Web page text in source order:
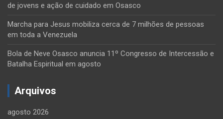
de jovens e ação de cuidado em Osasco
Marcha para Jesus mobiliza cerca de 7 milhões de pessoas
em toda a Venezuela
Bola de Neve Osasco anuncia 11º Congresso de Intercessão e
Batalha Espiritual em agosto
Arquivos
agosto 2026